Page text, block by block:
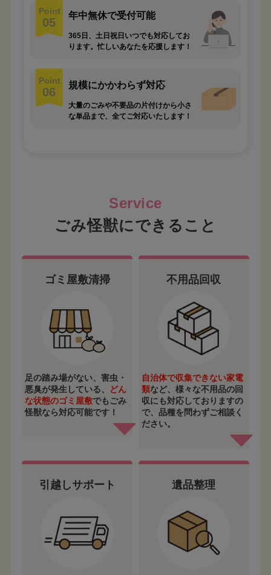
Point
05
年中無休で受付可能
365日、土日祝日いつでも対応してお
ります。忙しいあなたを応援します！
Point
06
規模にかかわらず対応
大量のごみや不要品の片付けから小さ
な単品まで、全てご対応いたします！
ごみ怪獣にできること
ゴミ屋敷清掃
足の踏み場がない、害虫・
悪臭が発生している、
どん
な状態のゴミ屋敷でもごみ
怪獣なら対応可能です！
不用品回収
自治体で収集できない家電
類など、様々な不用品の回
収にも対応しておりますの
で、品種を問わずご相談く
ださい。
引越しサポート 遺品整理